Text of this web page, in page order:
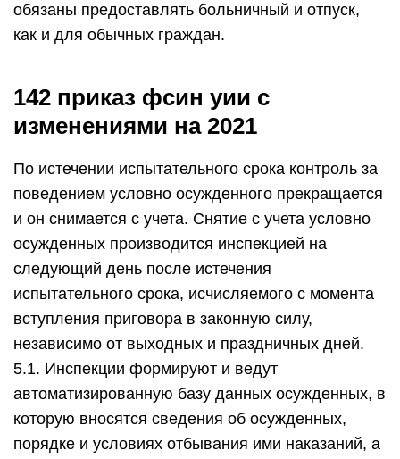
обязаны предоставлять больничный и отпуск,
как и для обычных граждан.
142 приказ фсин уии с
изменениями на 2021
По истечении испытательного срока контроль за
поведением условно осужденного прекращается
и он снимается с учета. Снятие с учета условно
осужденных производится инспекцией на
следующий день после истечения
испытательного срока, исчисляемого с момента
вступления приговора в законную силу,
независимо от выходных и праздничных дней.
5.1. Инспекции формируют и ведут
автоматизированную базу данных осужденных, в
которую вносятся сведения об осужденных,
порядке и условиях отбывания ими наказаний, а